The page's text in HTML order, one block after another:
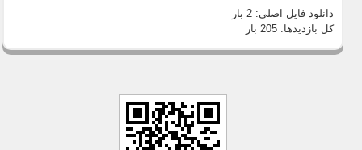
دانلود فایل اصلی:2 بار
کل بازدیدها:205 بار